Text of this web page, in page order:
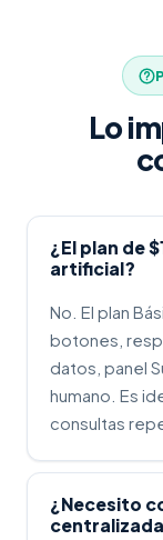
Lo
¿El plan de
artificial?
No. El plan
botones,
datos, panel
humano. Es
consultas
¿Necesito